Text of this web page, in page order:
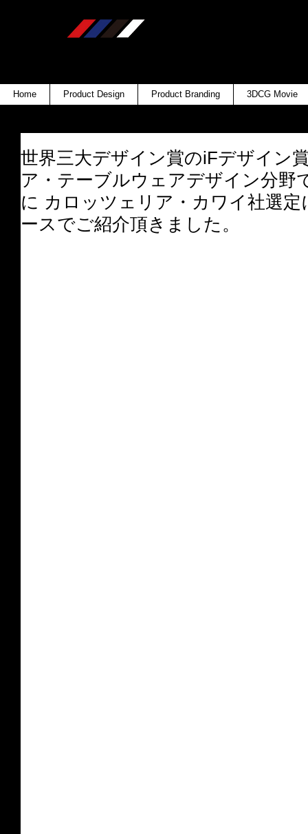
Home Product Design Product Branding 3DCG Movie
世界三大デザイン賞のiFデザイン
ア・テーブルウェアデザイン分野
に カロッツェリア・カワイ社選定
ースでご紹介頂きました。